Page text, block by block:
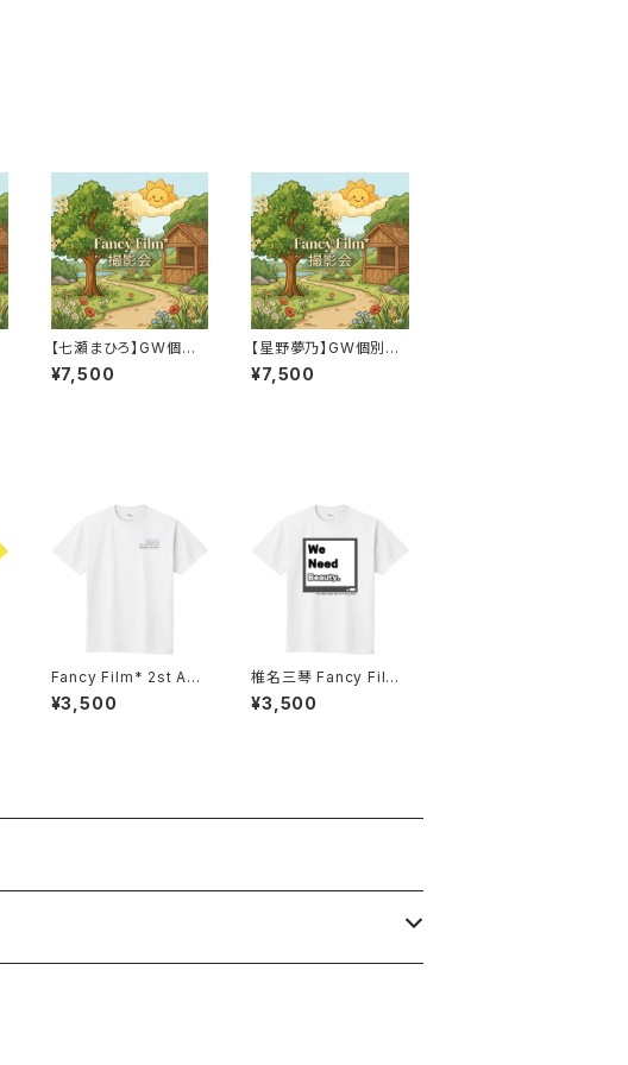
【七瀬まひろ】GW個別
撮影会※先着順
¥7,500
【星野夢乃】GW個別撮
影会※先着順
¥7,500
Fancy Film* 2st Ann
iversary One Man Li
ve Tシャツ
¥3,500
椎名三琴 Fancy Film
*Tシャツ 2024
¥3,500